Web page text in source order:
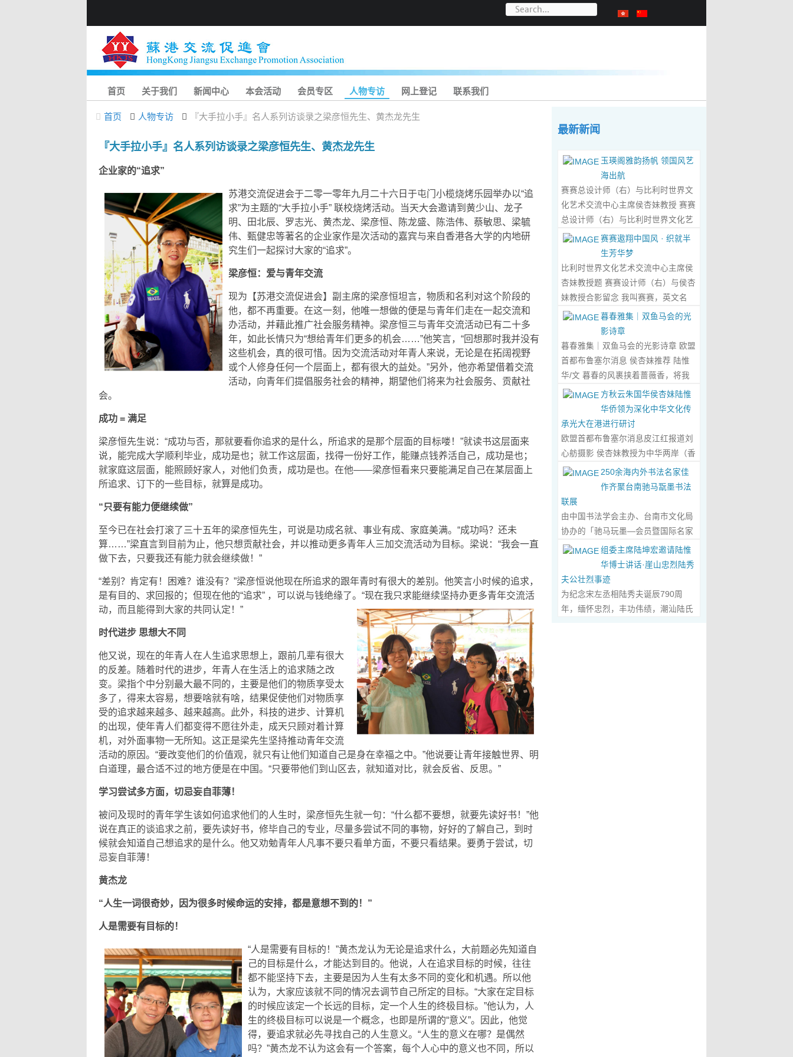
首页 关于我们 新闻中心 本会活动 会员专区 人物专访 网上登记 联系我们
首页 人物专访 『大手拉小手』名人系列访谈录之梁彦恒先生、黄杰龙先生
『大手拉小手』名人系列访谈录之梁彦恒先生、黄杰龙先生
企业家的“追求”
苏港交流促进会于二零一零年九月二十六日于屯门小榄烧烤乐园举办以“追
求”为主题的“大手拉小手” 联校烧烤活动。当天大会邀请到黄少山、龙子
明、田北辰、罗志光、黄杰龙、梁彦恒、陈龙盛、陈浩伟、蔡敏思、梁毓
伟、甄健忠等著名的企业家作是次活动的嘉宾与来自香港各大学的内地研
究生们一起探讨大家的“追求”。
梁彦恒：爱与青年交流
现为【苏港交流促进会】副主席的梁彦恒坦言，物质和名利对这个阶段的
他，都不再重要。在这一刻，他唯一想做的便是与青年们走在一起交流和
办活动，并藉此推广社会服务精神。梁彦恒三与青年交流活动已有二十多
年，如此长情只为“想给青年们更多的机会……”他笑言，“回想那时我并没有
这些机会，真的很可惜。因为交流活动对年青人来说，无论是在拓阔视野
或个人修身任何一个层面上，都有很大的益处。”另外，他亦希望借着交流
活动，向青年们提倡服务社会的精神，期望他们将来为社会服务、贡献社
会。
成功 = 满足
梁彦恒先生说：“成功与否，那就要看你追求的是什么，所追求的是那个层面的目标喽！”就读书这层面来
说，能完成大学顺利毕业，成功是也；就工作这层面，找得一份好工作，能赚点钱养活自己，成功是也；
就家庭这层面，能照顾好家人，对他们负责，成功是也。在他——梁彦恒看来只要能满足自己在某层面上
所追求、订下的一些目标，就算是成功。
“只要有能力便继续做”
至今已在社会打滚了三十五年的梁彦恒先生，可说是功成名就、事业有成、家庭美满。“成功吗？还未
算……”梁直言到目前为止，他只想贡献社会，并以推动更多青年人三加交流活动为目标。梁说：“我会一直
做下去，只要我还有能力就会继续做！”
“差别？肯定有！困难？谁没有？”梁彦恒说他现在所追求的跟年青时有很大的差别。他笑言小时候的追求，
是有目的、求回报的；但现在他的“追求” ，可以说与钱绝缘了。“现在我只求能继续坚持办更多青年交流活
动，而且能得到大家的共同认定！”
时代进步 思想大不同
他又说，现在的年青人在人生追求思想上，跟前几辈有很大
的反差。随着时代的进步，年青人在生活上的追求随之改
变。梁指个中分别最大最不同的，主要是他们的物质享受太
多了，得来太容易，想要啥就有啥，结果促使他们对物质享
受的追求越来越多、越来越高。此外，科技的进步、计算机
的出现，使年青人们都变得不愿往外走，成天只顾对着计算
机，对外面事物一无所知。这正是梁先生坚持推动青年交流
活动的原因。“要改变他们的价值观，就只有让他们知道自己是身在幸福之中。”他说要让青年接触世界、明
白道理，最合适不过的地方便是在中国。“只要带他们到山区去，就知道对比，就会反省、反思。”
学习尝试多方面，切忌妄自菲薄！
被问及现时的青年学生该如何追求他们的人生时，梁彦恒先生就一句：“什么都不要想，就要先读好书！”他
说在真正的谈追求之前，要先读好书，修毕自己的专业，尽量多尝试不同的事物，好好的了解自己，到时
候就会知道自己想追求的是什么。他又劝勉青年人凡事不要只看单方面，不要只看结果。要勇于尝试，切
忌妄自菲薄！
黄杰龙
“人生一词很奇妙，因为很多时候命运的安排，都是意想不到的！”
人是需要有目标的！
“人是需要有目标的！”黄杰龙认为无论是追求什么，大前题必先知道自
己的目标是什么，才能达到目的。他说，人在追求目标的时候，往往
都不能坚持下去，主要是因为人生有太多不同的变化和机遇。所以他
认为，大家应该就不同的情况去调节自己所定的目标。“大家在定目标
的时候应该定一个长远的目标，定一个人生的终极目标。”他认为，人
生的终极目标可以说是一个概念，也即是所谓的“意义”。因此，他觉
得，要追求就必先寻找自己的人生意义。“人生的意义在哪？是偶然
吗？”黄杰龙不认为这会有一个答案，每个人心中的意义也不同，所以
最新新闻
玉瑛阁雅韵扬帆 领国风艺
海出航
赛赛总设计师（右）与比利时世界文
化艺术交流中心主席侯杏妹教授 赛赛
总设计师（右）与比利时世界文化艺
术交流中心主席侯杏妹教授及其题词
合影留念 ‍ 赛赛/文 ‍ 近日有幸与比利时
籍华裔艺术家陆惟华、侯杏妹夫妇倾
心晤谈，此番交流没有客套的寒暄，
唯有艺术与文化的深度共鸣，言辞间
赤诚的文化情怀，畅谈过后，内心满
是深切的感念与久久不散的触动，更
让我对国风服饰的创作之路，有了全
新的认知与坚守。...Read More...
赛赛遨翔中国风 · 织就半
生芳华梦
比利时世界文化艺术交流中心主席侯
杏妹教授题 赛赛设计师（右）与侯杏
妹教授合影留念 我叫赛赛，英文名
Elin，生于湖南邵东的乡野村落，如
今扎根东莞，在服装与设计的领域
里，书写着属于自己的人生篇章。 我
的童年，是被墨香与书卷包裹的时
光。外公是当地颇负盛名的国画爱好
师、老校长，他的一生，一半是教书
育人的赤诚，一半是笔墨丹青的风
雅。记忆里，外公的书桌总铺着宣
纸，狼毫笔起落间，山水花鸟跃然纸
上，窗外的田园炊烟、山间流云，都
成了他笔下的景致。我总蹲在桌旁静
静凝望，看墨色在纸上晕染开深浅层
次，看线条勾勒出世间万物，那些灵
动的笔触、雅致的构图，悄无声息地
化作我最初的美学启蒙。耳濡目染之
下，我深深爱上了绘画，年少的心
里，悄悄埋下了一个成为画家的梦
想，那份对美与生俱来的向往，对艺
术纯粹的执着，从此在心底生根发
芽，成为贯穿我一生的精神底色。...
暮春雅集｜双鱼马会的光
影诗章
暮春雅集｜双鱼马会的光影诗章 欧盟
首都布鲁塞尔消息 侯杏妹推荐 陆惟
华/文 暮春的风裹挟着蔷薇香，将我
们引入香港双鱼河马会的湖光画卷
中。叶庆良博士、陆惟华博士、侯杏
妹教授与廖国玲小姐同游于此，在水
墨烟岚与艺术雅趣间，共赴一场关于
时光的慢调叙事。 墨韵凝香：方寸亭
着的灯串尚未苏醒，却被攀援的藤蔓
织成了碎金帘幕。牙医博士叶庆良的
书法汇报在此流淌，如古琴拨弦——
他从仓颉造字的鸿蒙传说讲起，指尖
划过甲骨文的象形密码，将东方哲思
的留白与日本新书法的张力调和成墨
色，在宣纸上晕染出“手术刀与毛笔共
舞”的传奇。当他谈及篆隶的古拙如钟
鼎锈迹、草书的狂放似惊鸿掠水，严
谨的学术脉络里忽然漫出诗意：“医学
方秋云朱国华侯杏妹陆惟
华侨领为深化中华文化传
承光大在港进行研讨
欧盟首都布鲁塞尔消息皮江红报道刘
心舫摄影 侯杏妹教授为中华两岸（香
港）文创观光协会题词致贺 2023年5
月2日上午，比利时美术家协会主席
陆惟华博士，比利时世界文化艺术交
流中心主席、香港国际文化艺术联会
会长侯杏妹教授应中华两岸（香港）
会常务副会长方秋云女士，中华两岸
（香港）文创观光协会常务副会长、
江西省旅港同乡会常务副会长朱国华
先生的邀请，前往参观了贵会会所。
活动中，方秋云会长、朱国华常务副
250余海内外书法名家佳
作齐聚台南驰马翫墨书法
联展
由中国书法学会主办、台南市文化局
协办的「驰马玩墨—会员暨国际名家
书法联展」，已于2026年5月3日在台
南新营文化中心盛大开幕。本次展览
荟萃海内外书法名家佳作约二百五十
件，汇聚台湾近两百位书家，及全球
十余国家和地区四十二位国际名家；
组委主席陆坤宏邀请陆惟
华博士讲话·崖山忠烈陆秀
夫公壮烈事迹
为纪念宋左丞相陆秀夫诞辰790周
年，缅怀忠烈，丰功伟绩，潮汕陆氏